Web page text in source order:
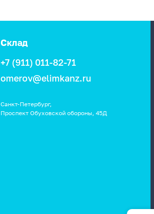
Склад
+7 (911) 011-82-71
omerov@elimkanz.ru
Санкт-Петербург,
Проспект Обуховской обороны, 45Д